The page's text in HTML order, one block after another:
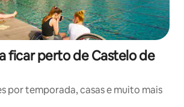
ficar perto de Castelo de
por temporada, casas e muito mais